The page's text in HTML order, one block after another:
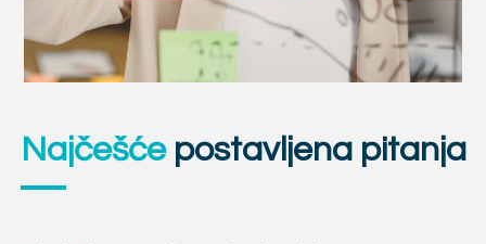
Najčešćepostavljena pitanja